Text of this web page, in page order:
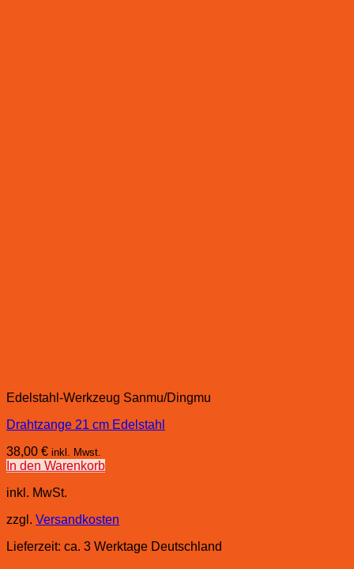
Edelstahl-Werkzeug Sanmu/Dingmu
Drahtzange 21 cm Edelstahl
38,00 € inkl. Mwst.
In den Warenkorb
inkl. MwSt.
zzgl. Versandkosten
Lieferzeit: ca. 3 Werktage Deutschland